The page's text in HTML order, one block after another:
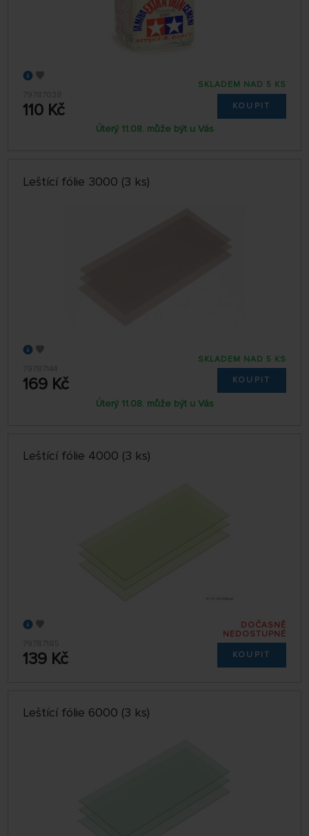
79787038
110 Kč
SKLADEM NAD 5 KS
KOUPIT
Úterý 11.08. může být u Vás
Leštící fólie 3000 (3 ks)
79787144
169 Kč
SKLADEM NAD 5 KS
KOUPIT
Úterý 11.08. může být u Vás
Leštící fólie 4000 (3 ks)
79787185
139 Kč
DOČASNĚ
NEDOSTUPNÉ
KOUPIT
Leštící fólie 6000 (3 ks)